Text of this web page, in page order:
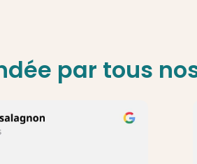
par tous